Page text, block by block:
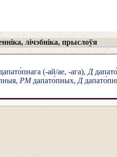
лічэбніка, прыслоўя
(-ай/ае, -ага), Д
РМдапато́пных, Д